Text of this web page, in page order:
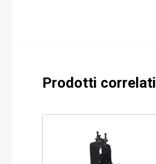
Prodotti correlati